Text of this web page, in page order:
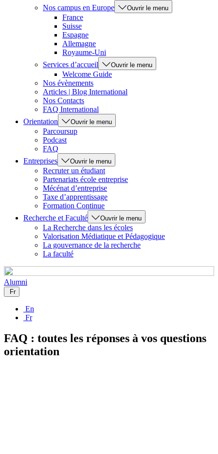
Nos campus en Europe
Ouvrir le menu
France
Suisse
Espagne
Allemagne
Royaume-Uni
Services d’accueil
Ouvrir le menu
Welcome Guide
Nos évènements
Articles | Blog International
Nos Contacts
FAQ International
Orientation
Ouvrir le menu
Parcoursup
Podcast
FAQ
Entreprises
Ouvrir le menu
Recruter un étudiant
Partenariats école entreprise
Mécénat d’entreprise
Taxe d’apprentissage
Formation Continue
Recherche et Faculté
Ouvrir le menu
La Recherche dans les écoles
Valorisation Médiatique et Pédagogique
La gouvernance de la recherche
La faculté
Alumni
Fr
En
Fr
FAQ : toutes les réponses à vos questions
orientation